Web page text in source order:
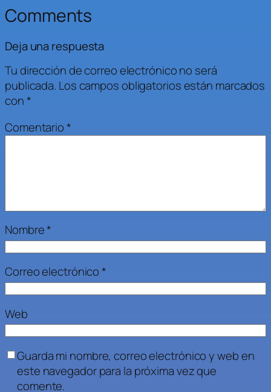
Comments
Deja una respuesta
Tu dirección de correo electrónico no será
publicada. Los campos obligatorios están marcados
con*
Comentario*
Nombre*
Correo electrónico*
Web
Guarda mi nombre, correo electrónico y web en
este navegador para la próxima vez que
comente.